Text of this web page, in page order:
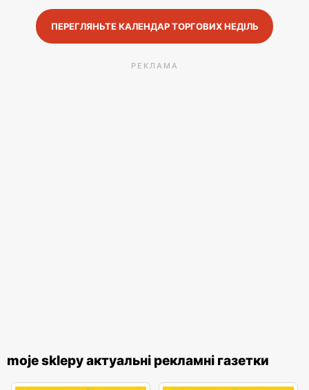
ПЕРЕГЛЯНЬТЕ КАЛЕНДАР ТОРГОВИХ НЕДІЛЬ
РЕКЛАМА
moje sklepy актуальні рекламні газетки